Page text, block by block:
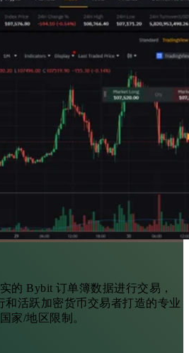
的 Bybit 订单簿数据进行交易，
和活跃加密货币交易者打造的专业
家/地区限制。